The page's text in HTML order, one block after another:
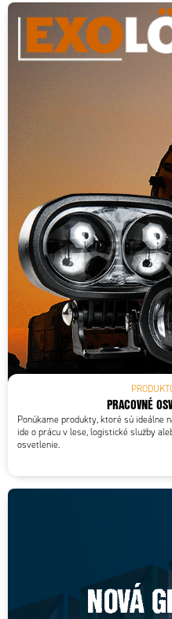
PRACOVNÉ
Ponúkame produkty, ktoré sú ideálne
ide o prácu v lese, logistické služby
osvetlenie.